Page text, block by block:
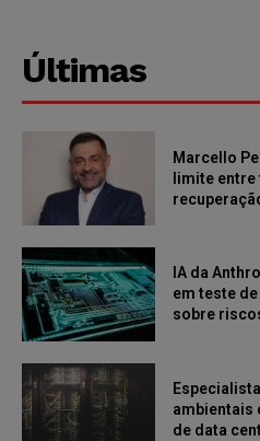
Últimas
Marcello
limite
IA da
em teste
sobre
ambientais
de data